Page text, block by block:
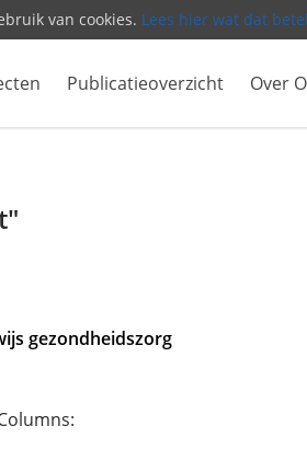
van cookies. Lees hier wat dat
Publicatieoverzicht Over
gezondheidszorg